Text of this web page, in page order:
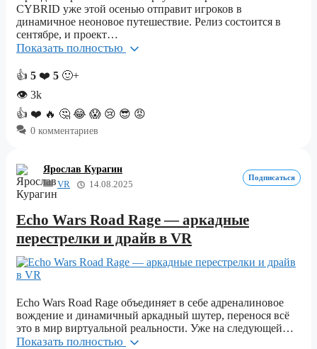
CYBRID уже этой осенью отправит игроков в
динамичное неоновое путешествие. Релиз состоится в
сентябре, и проект…
Показать полностью
👍 5 ❤️ 5 🙂+
👁 3k
👍 ❤️ 🔥 🤔 😂 😱 😢 😎 😡
0 комментариев
Ярослав Курагин
VR
14.08.2025
Подписаться
Echo Wars Road Rage — аркадные
перестрелки и драйв в VR
Echo Wars Road Rage объединяет в себе адреналиновое
вождение и динамичный аркадный шутер, перенося всё
это в мир виртуальной реальности. Уже на следующей…
Показать полностью